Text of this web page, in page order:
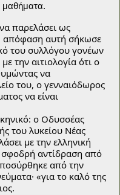
μαθήματα.
παρελάσει ως
απόφαση αυτή σήκωσε
του συλλόγου γονέων
την αιτιολογία ότι ο
να
του, ο γενναιόδωρος
να είναι
ο Οδυσσέας
του λυκείου Νέας
με την ελληνική
αντίδραση από
από την
«για το καλό της